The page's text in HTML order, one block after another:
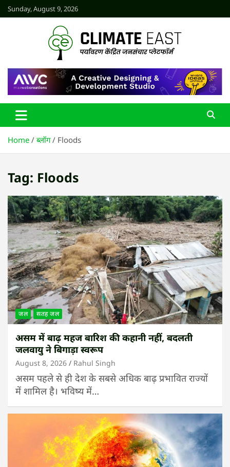
Skip
to
Sunday, August 9, 2026
CLIMATE EAST
Home ब्लॉग Floods
Tag: Floods
जल सतह जल
असम में बाढ़ महज बारिश की कहानी नहीं, बदलती
जलवायु ने बिगाड़ा स्वरूप
August 8, 2026 Rahul Singh
असम पहले से ही देश के सबसे अधिक बाढ़ प्रभावित राज्यों
में शामिल है। भविष्य में…